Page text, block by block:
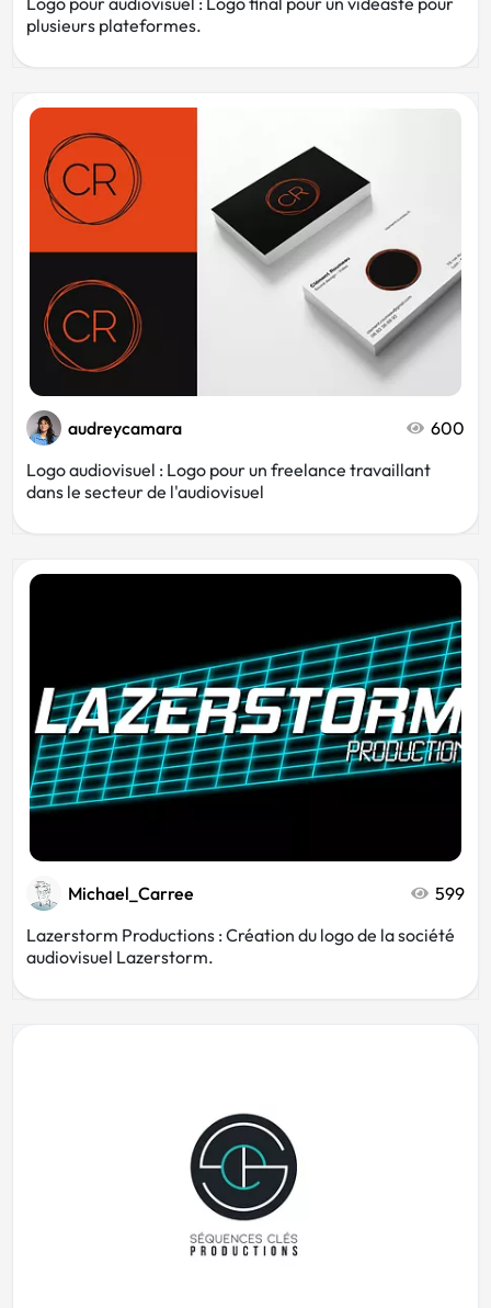
plusieurs plateformes.
audreycamara
600
Logo audiovisuel : Logo pour un freelance travaillant
dans le secteur de l'audiovisuel
Michael_Carree
599
Lazerstorm Productions : Création du logo de la société
audiovisuel Lazerstorm.